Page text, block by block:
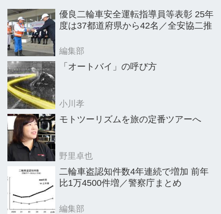
優良二輪車安全運転指導員等表彰 25年
度は37都道府県から42名／全安協二推
編集部
「オートバイ」の呼び方
小川孝
モトツーリズムを旅の定番ツアーへ
野里卓也
二輪車盗認知件数4年連続で増加 前年
比1万4500件増／警察庁まとめ
編集部